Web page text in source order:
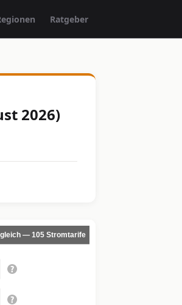
Ratgeber
2026)